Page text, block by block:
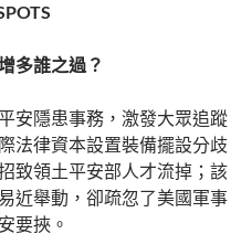
多誰之過？
安隱患事務，激發大眾追蹤
法律資本設置裝備擺設分歧
致領土平安部人才流掉；該
近舉動，卻疏忽了美國軍事
要挾。